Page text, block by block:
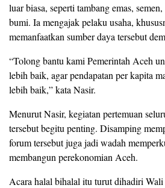
luar biasa, seperti tambang emas,
bumi. Ia mengajak pelaku usaha,
memanfaatkan sumber daya tersebut
“Tolong bantu kami Pemerintah Aceh
lebih baik, agar pendapatan per kapita
lebih baik,” kata Nasir.
Menurut Nasir, kegiatan pertemuan
tersebut begitu penting. Disamping
forum tersebut juga jadi wadah
membangun perekonomian Aceh.
Acara halal bihalal itu turut dihadiri